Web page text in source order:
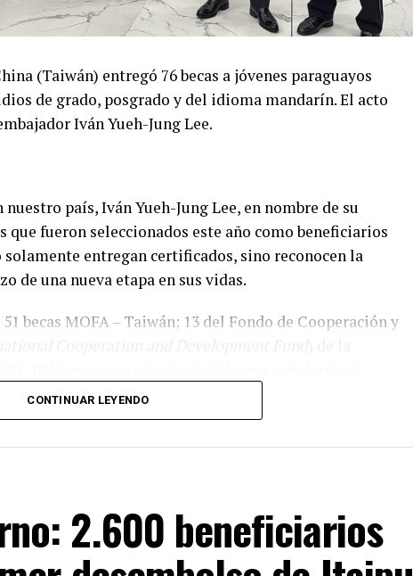
(Taiwán) entregó 76 becas a jóvenes paraguayos
de grado, posgrado y del idioma mandarín. El acto
Iván Yueh-Jung Lee.
país, Iván Yueh-Jung Lee, en nombre de su
fueron seleccionados este año como beneficiarios
solamente entregan certificados, sino reconocen la
de una nueva etapa en sus vidas.
becas MOFA – Taiwán; 13 del Fondo de Cooperación y
con los que totalizan 76 becas.
vidas.
de los pilares de la amistad entre
CONTINUAR LEYENDO
2.600 beneficiarios